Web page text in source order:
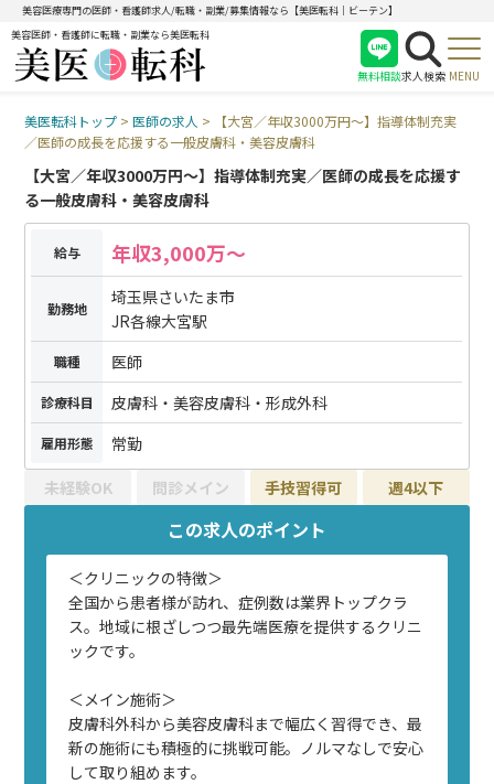
美容医療専門の医師・看護師求人/転職・副業/募集情報なら【美医転科｜ビーテン】
美容医師・看護師に転職・副業なら美医転科
無料相談
医師
受付
求人検索 MENU
美医転科トップ >医師の求人 >
【大宮／年収3000万円〜】指導体制充実
／医師の成長を応援する一般皮膚科・美容皮膚科
【大宮／年収3000万円〜】指導体制充実／医師の成長を応援す
る一般皮膚科・美容皮膚科
給与 年収3,000万〜
勤務地
埼玉県さいたま市
JR各線大宮駅
職種 医師
診療科目 皮膚科・美容皮膚科・形成外科
雇用形態
常勤
未経験OK
問診メイン 手技習得可 週4以下
この求人のポイント
＜クリニックの特徴＞
全国から患者様が訪れ、症例数は業界トップクラ
ス。地域に根ざしつつ最先端医療を提供するクリニ
ックです。
＜メイン施術＞
皮膚科外科から美容皮膚科まで幅広く習得でき、最
新の施術にも積極的に挑戦可能。ノルマなしで安心
して取り組めます。